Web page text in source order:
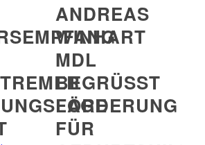
ANDREAS
WINHART
MDL
BEGRÜSST F
ÖRDERUNG F
ÜR G